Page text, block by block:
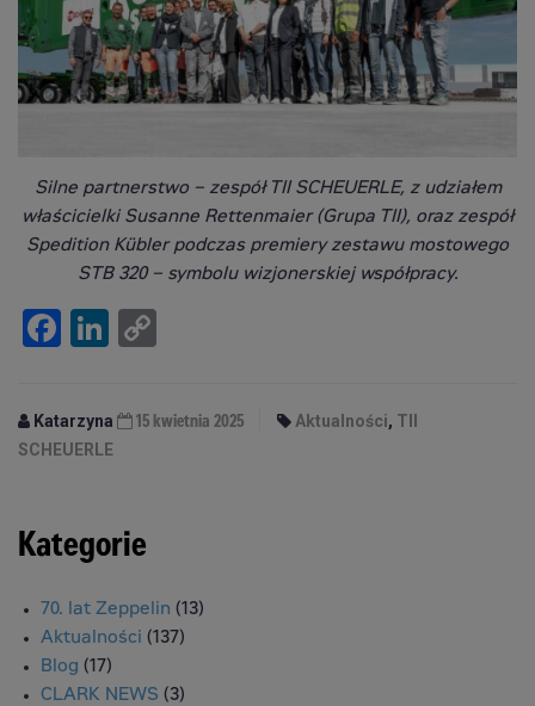
Silne partnerstwo – zespół TII SCHEUERLE, z udziałem
właścicielki Susanne Rettenmaier (Grupa TII), oraz zespół
Spedition Kübler podczas premiery zestawu mostowego
STB 320 – symbolu wizjonerskiej współpracy.
Facebook
LinkedIn
Katarzyna 15 kwietnia 2025 Aktualności, TII
SCHEUERLE
Kategorie
70. lat Zeppelin (13)
Aktualności (137)
Blog (17)
CLARK NEWS (3)